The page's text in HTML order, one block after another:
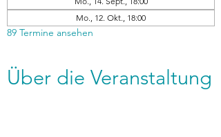
Mo., 12. Okt., 18:00
89 Termine ansehen
Über die Veranstaltung